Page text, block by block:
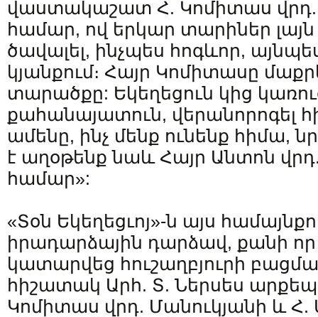
վաստակաշատ Հ. Կոմիտաս վրդ.
համար, ով երկար տարիներ լայն
ծավալել, ինչպես հոգևոր,
կյանքում։ Հայր Կոմիտասը
տարածքը: Եկեղեցուն կից
քահանայատուն, վերանորոգել
ամենը, ինչ մենք ունենք հիմա,
է աղօթենք նաև Հայր Անտոն
համար»:
«Տօն Եկեղեցւոյ»-ն այս
իրադարձային դարձավ, քանի որ
կատարվեց հուշաղբյուրի
հիշատակ Արհ. Տ. Ներսես
Կոմիտաս վրդ. Մանուկյանի և Հ.